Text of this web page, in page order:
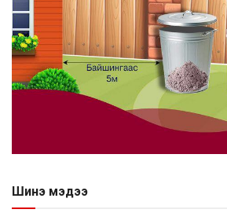
Шинэ мэдээ